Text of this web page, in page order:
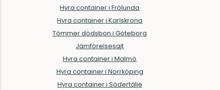
Hyra container i Frölunda
Hyra container i Karlskrona
Tömmer dödsbon i Göteborg
Jämförelsesajt
Hyra container i Malmö
Hyra container i Norrköping
Hyra container i Södertälje